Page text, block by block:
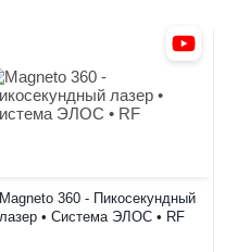
Magneto 360 - Пикосекундный
лазер • Система ЭЛОС • RF